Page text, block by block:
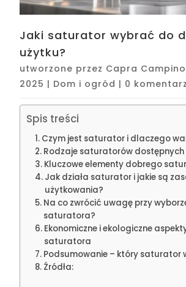
Jaki saturator wybrać do
użytku?
utworzone przez Capra
2025 | Dom i ogród | 0
Spis treści
Czym jest saturator i dlaczego
Rodzaje saturatorów dostępnych
Kluczowe elementy dobrego
Jak działa saturator i jakie są
użytkowania?
Na co zwrócić uwagę przy
saturatora?
Ekonomiczne i ekologiczne
saturatora
Podsumowanie – który saturator
Źródła: